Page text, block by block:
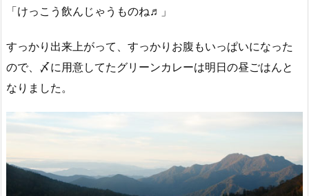
「けっこう飲んじゃうものね♬」
すっかり出来上がって、すっかりお腹もいっぱいになった
ので、〆に用意してたグリーンカレーは明日の昼ごはんと
なりました。